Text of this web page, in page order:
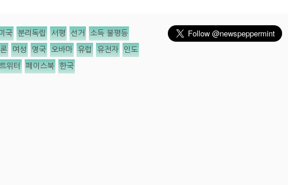
국 분리독립 서평 선거 소득 불평등
여성 영국 오바마 유럽 유전자 인도
트위터 페이스북 한국